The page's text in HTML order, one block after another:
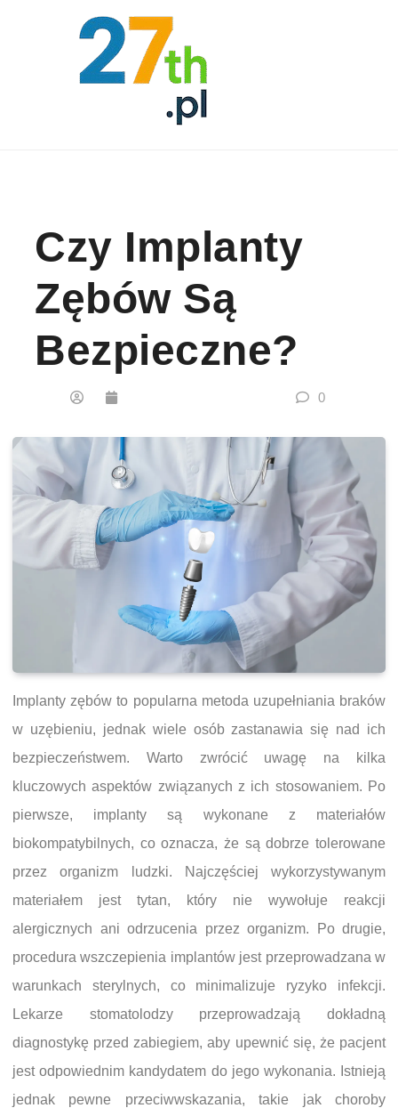
Czy Implanty
Zębów Są
Bezpieczne?
0
Implanty zębów to popularna metoda uzupełniania braków
w uzębieniu, jednak wiele osób zastanawia się nad ich
bezpieczeństwem. Warto zwrócić uwagę na kilka
kluczowych aspektów związanych z ich stosowaniem. Po
pierwsze, implanty są wykonane z materiałów
biokompatybilnych, co oznacza, że są dobrze tolerowane
przez organizm ludzki. Najczęściej wykorzystywanym
materiałem jest tytan, który nie wywołuje reakcji
alergicznych ani odrzucenia przez organizm. Po drugie,
procedura wszczepienia implantów jest przeprowadzana w
warunkach sterylnych, co minimalizuje ryzyko infekcji.
Lekarze stomatolodzy przeprowadzają dokładną
diagnostykę przed zabiegiem, aby upewnić się, że pacjent
jest odpowiednim kandydatem do jego wykonania. Istnieją
jednak pewne przeciwwskazania, takie jak choroby